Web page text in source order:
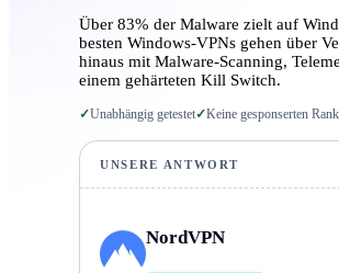
Über 83% der Malware zielt auf
besten Windows-VPNs gehen über
hinaus mit Malware-Scanning,
einem gehärteten Kill Switch.
✓Unabhängig getestet✓Keine gesponserten
UNSERE ANTWORT
NordVPN